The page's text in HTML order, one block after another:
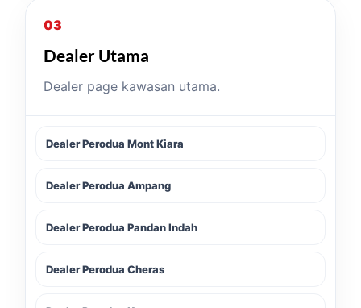
03
Dealer Utama
Dealer page kawasan utama.
Dealer Perodua Mont Kiara
Dealer Perodua Ampang
Dealer Perodua Pandan Indah
Dealer Perodua Cheras